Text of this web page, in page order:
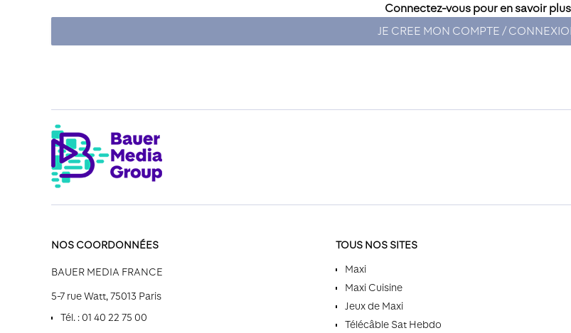
Connectez-vous pour en savoir plus
JE CREE MON COMPTE /
NOS COORDONNÉES
BAUER MEDIA FRANCE
5-7 rue Watt, 75013 Paris
Tél. : 01 40 22 75 00
TOUS NOS SITES
Maxi
Maxi Cuisine
Jeux de Maxi
Télécâble Sat Hebdo